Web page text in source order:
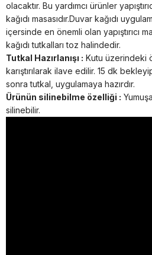
olacaktır. Bu yardımcı ürünler
kağıdı masasıdır.Duvar kağıdı
içersinde en önemli olan yapıştırıcı
kağıdı tutkalları toz halindedir.
Tutkal Hazırlanışı : Kutu üzerindeki
karıştırılarak ilave edilir. 15 dk
sonra tutkal, uygulamaya hazırdır.
Ürünün silinebilme özelliği :
silinebilir.